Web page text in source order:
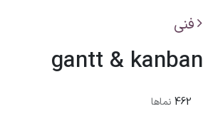
فنی
gantt & kanban
462 نماها